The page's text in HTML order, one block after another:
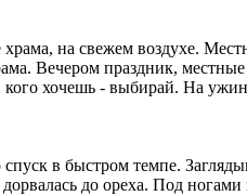
на свежем воздухе.
Вечером праздник,
хочешь - выбирай. На
в быстром темпе.
до ореха. Под